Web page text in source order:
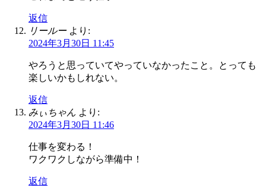
返信
リールー より:
2024年3月30日 11:45
やろうと思っていてやっていなかったこと。とっても
楽しいかもしれない。
返信
みぃちゃん より:
2024年3月30日 11:46
仕事を変わる！
ワクワクしながら準備中！
返信